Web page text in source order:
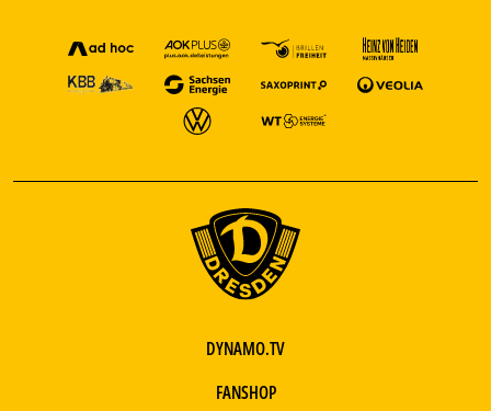
DYNAMO.TV
FANSHOP